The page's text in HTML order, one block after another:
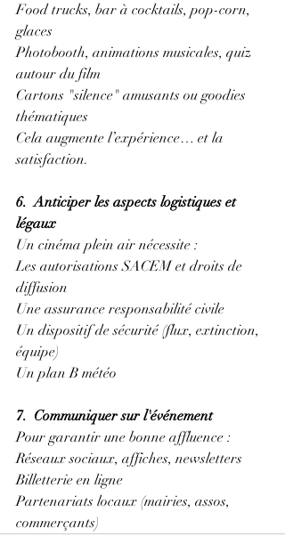
Food trucks, bar à cocktails, pop-corn,
glaces
Photobooth, animations musicales, quiz
autour du film
Cartons "silence" amusants ou goodies
thématiques
Cela augmente l’expérience… et la
satisfaction.
6.  Anticiper les aspects logistiques et
légaux
Un cinéma plein air nécessite :
Les autorisations SACEM et droits de
diffusion
Une assurance responsabilité civile
Un dispositif de sécurité (flux, extinction,
équipe)
Un plan B météo
7.  Communiquer sur l'événement
Pour garantir une bonne affluence :
Réseaux sociaux, affiches, newsletters
Billetterie en ligne
Partenariats locaux (mairies, assos,
commerçants)